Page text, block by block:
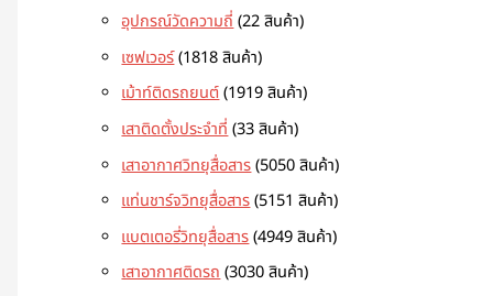
อุปกรณ์วัดความถี่ 22 สินค้า
เซฟเวอร์ 1818 สินค้า
เม้าท์ติดรถยนต์ 1919 สินค้า
เสาติดตั้งประจำที่ 33 สินค้า
เสาอากาศวิทยุสื่อสาร 5050 สินค้า
แท่นชาร์จวิทยุสื่อสาร 5151 สินค้า
แบตเตอรี่วิทยุสื่อสาร 4949 สินค้า
เสาอากาศติดรถ 3030 สินค้า